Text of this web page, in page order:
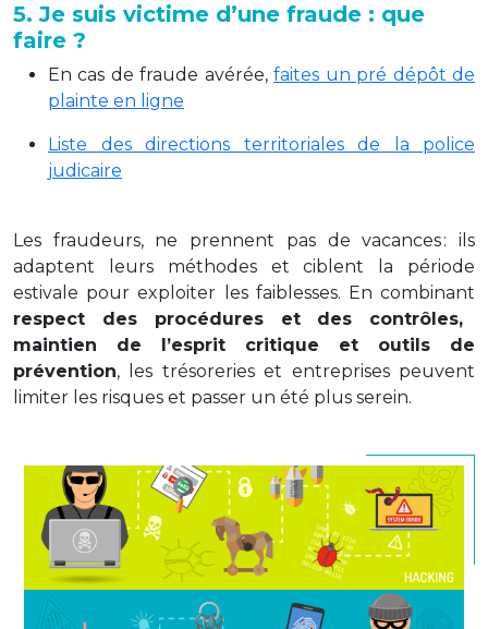
5. Je suis victime d’une fraude : que
faire ?
En cas de fraude avérée,faites un pré dépôt de
plainte en ligne
Liste des directions territoriales de la police
judicaire
Les fraudeurs, ne prennent pas de vacances : ils
adaptent leurs méthodes et ciblent la période
estivale pour exploiter les faiblesses. En combinant
respect des procédures et des contrôles,
maintien de l’esprit critique et outils de
prévention, les trésoreries et entreprises peuvent
limiter les risques et passer un été plus serein.